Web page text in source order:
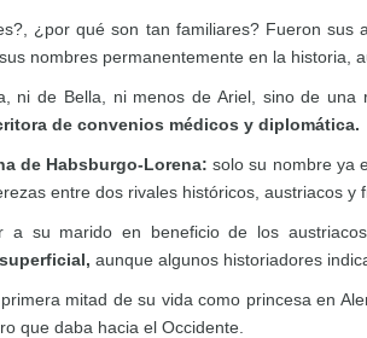
¿por qué son tan familiares? Fueron
nombres permanentemente en la historia,
ni de Bella, ni menos de Ariel, sino de una
de convenios médicos y diplomática.
de Habsburgo-Lorena:solo su nombre ya
entre dos rivales históricos, austriacos y
a su marido en beneficio de los
aunque algunos historiadores
mitad de su vida como princesa en
que daba hacia el Occidente.